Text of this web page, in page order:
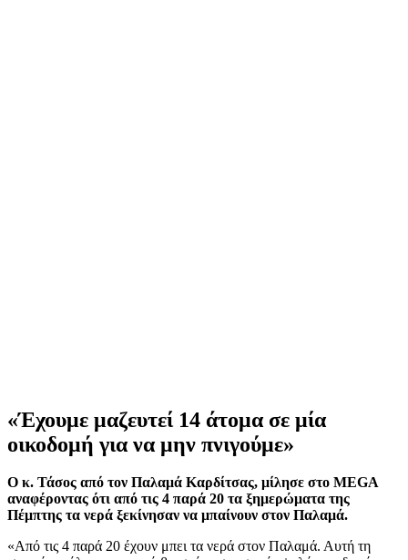
«Έχουμε μαζευτεί 14 άτομα σε μία
οικοδομή για να μην πνιγούμε»
Ο κ. Τάσος από τον Παλαμά Καρδίτσας, μίλησε στο MEGA
αναφέροντας ότι από τις 4 παρά 20 τα ξημερώματα της
Πέμπτης τα νερά ξεκίνησαν να μπαίνουν στον Παλαμά.
«Από τις 4 παρά 20 έχουν μπει τα νερά στον Παλαμά. Αυτή τη